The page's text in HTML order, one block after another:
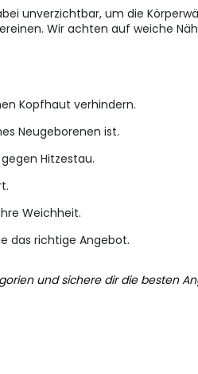
unverzichtbar, um die
Wir achten auf weiche
Kopfhaut verhindern.
Neugeborenen ist.
Hitzestau.
Weichheit.
das richtige Angebot.
und sichere dir die besten